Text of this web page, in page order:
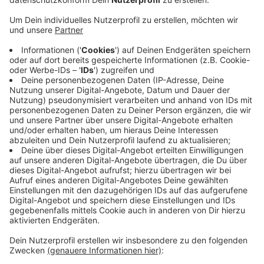
Die dritten der Deutschen Meisterschaften waren
erst kurzfristig für die EM nachnominiert wurden. Als
krasse Außenseiter wurden Kim Behrens und Cinja
Tillmann erst im Finale in der Verlängerung des dritten
Satzes gestoppt. Die Münsteranerinnen unterlagen im
entscheidenden Satz den Schweizerinnen Anouk
Vergé-Dépré und Joana Heidrich. Die Vize-
Europameisterschaft ist der bislang größte Erfolg für
Behrens und Tillmann.
Anzeige